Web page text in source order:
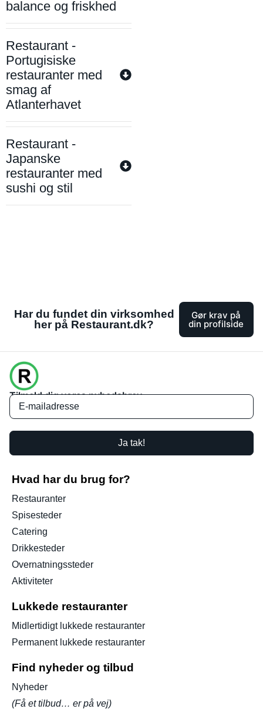
balance og friskhed
Restaurant -
Portugisiske
restauranter med
smag af
Atlanterhavet
Restaurant -
Japanske
restauranter med
sushi og stil
Har du fundet din virksomhed
her på Restaurant.dk?
Gør krav på
din profilside
Tilmeld dig vores nyhedsbrev
Ja tak!
Hvad har du brug for?
Restauranter
Spisesteder
Catering
Drikkesteder
Overnatningssteder
Aktiviteter
Lukkede restauranter
Midlertidigt lukkede restauranter
Permanent lukkede restauranter
Find nyheder og tilbud
Nyheder
(Få et tilbud… er på vej)